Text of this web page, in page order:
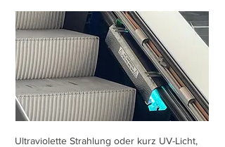
Ultraviolette Strahlung oder kurz UV-Licht,